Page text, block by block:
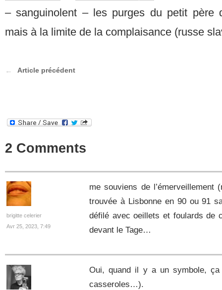
– sanguinolent – les purges du petit père
mais à la limite de la complaisance (russe
Article précédent
2 Comments
brigitte celerier
Avr 25, 2023, 7:49
me souviens de l’émerveillement
trouvée à Lisbonne en 90 ou 91
défilé avec oeillets et foulards de
devant le Tage…
Oui, quand il y a un symbole,
casseroles…).